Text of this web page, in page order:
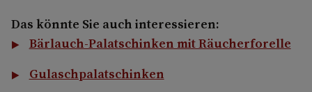
Das könnte Sie auch interessieren:
Bärlauch-Palatschinken mit Räucherforelle
Gulaschpalatschinken